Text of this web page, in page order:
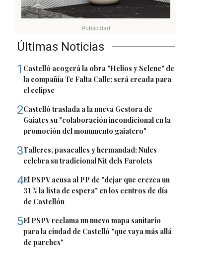
Últimas Noticias
1 Castelló acogerá la obra "Helios y Selene" de
la compañía Te Falta Calle: será creada para
el eclipse
2Castelló traslada a la nueva Gestora de
Gaiates su "colaboración incondicional en la
promoción del monumento gaiatero"
3Talleres, pasacalles y hermandad: Nules
celebra su tradicional Nit dels Farolets
4El PSPV acusa al PP de "dejar que crezca un
31 % la lista de espera" en los centros de día
de Castellón
5El PSPV reclama un nuevo mapa sanitario
para la ciudad de Castelló "que vaya más allá
de parches"